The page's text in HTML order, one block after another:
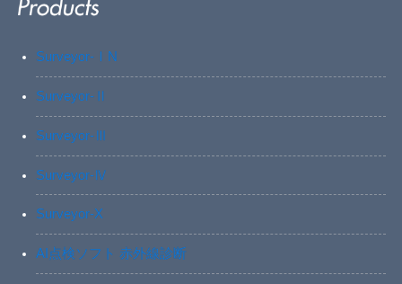
Surveyor-ⅠN
Surveyor-Ⅱ
Surveyor-Ⅲ
Surveyor-Ⅳ
Surveyor-X
AI点検ソフト 赤外線診断